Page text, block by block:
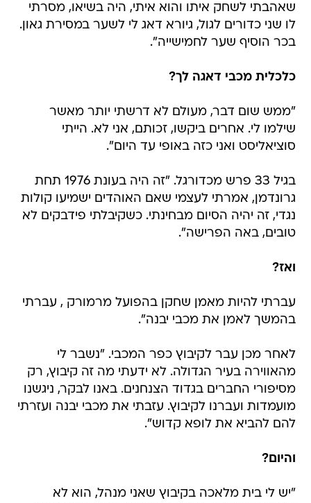
שאהבתי לשחק איתו והוא איתי, היה בשיאו, מסרתי
לו שני כדורים לגול, גיורא דאג לי לשער במסירת גאון.
בכר הוסיף שער לחמישייה".
כלכלית מכבי דאגה לך?
"ממש שום דבר, מעולם לא דרשתי יותר מאשר
שילמו לי. אחרים ביקשו, זכותם, אני לא. הייתי
סוציאליסט ואני כזה באופי עד היום".
בגיל 33 פרש מכדורגל. "זה היה בעונת 1976 תחת
גרונדמן, אמרתי לעצמי שאם האוהדים ישמיעו קולות
נגדי, זה יהיה הסיום מבחינתי. כשקיבלתי פידבקים לא
טובים, באה הפרישה".
ואז?
עברתי להיות מאמן שחקן בהפועל מרמורק , עברתי
בהמשך לאמן את מכבי יבנה".
לאחר מכן עבר לקיבוץ כפר המכבי. "נשבר לי
מהאווירה בעיר הגדולה. לא ידעתי מה זה קיבוץ, רק
מסיפורי החברים בגדוד הצנחנים. באנו לבקר, ניגשנו
מועמדות ועברנו לקיבוץ. עזבתי את מכבי יבנה ועזרתי
להם להביא את לופא קדוש".
והיום?
"יש לי בית מלאכה בקיבוץ שאני מנהל, הוא לא